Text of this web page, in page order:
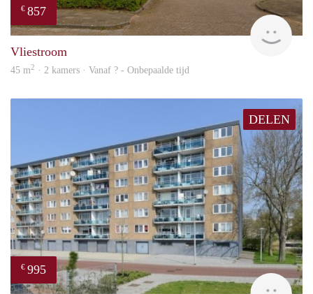
€ 857
Vliestroom
45 m2 · 2 kamers · Vanaf ? - Onbepaalde tijd
DELEN
€ 995